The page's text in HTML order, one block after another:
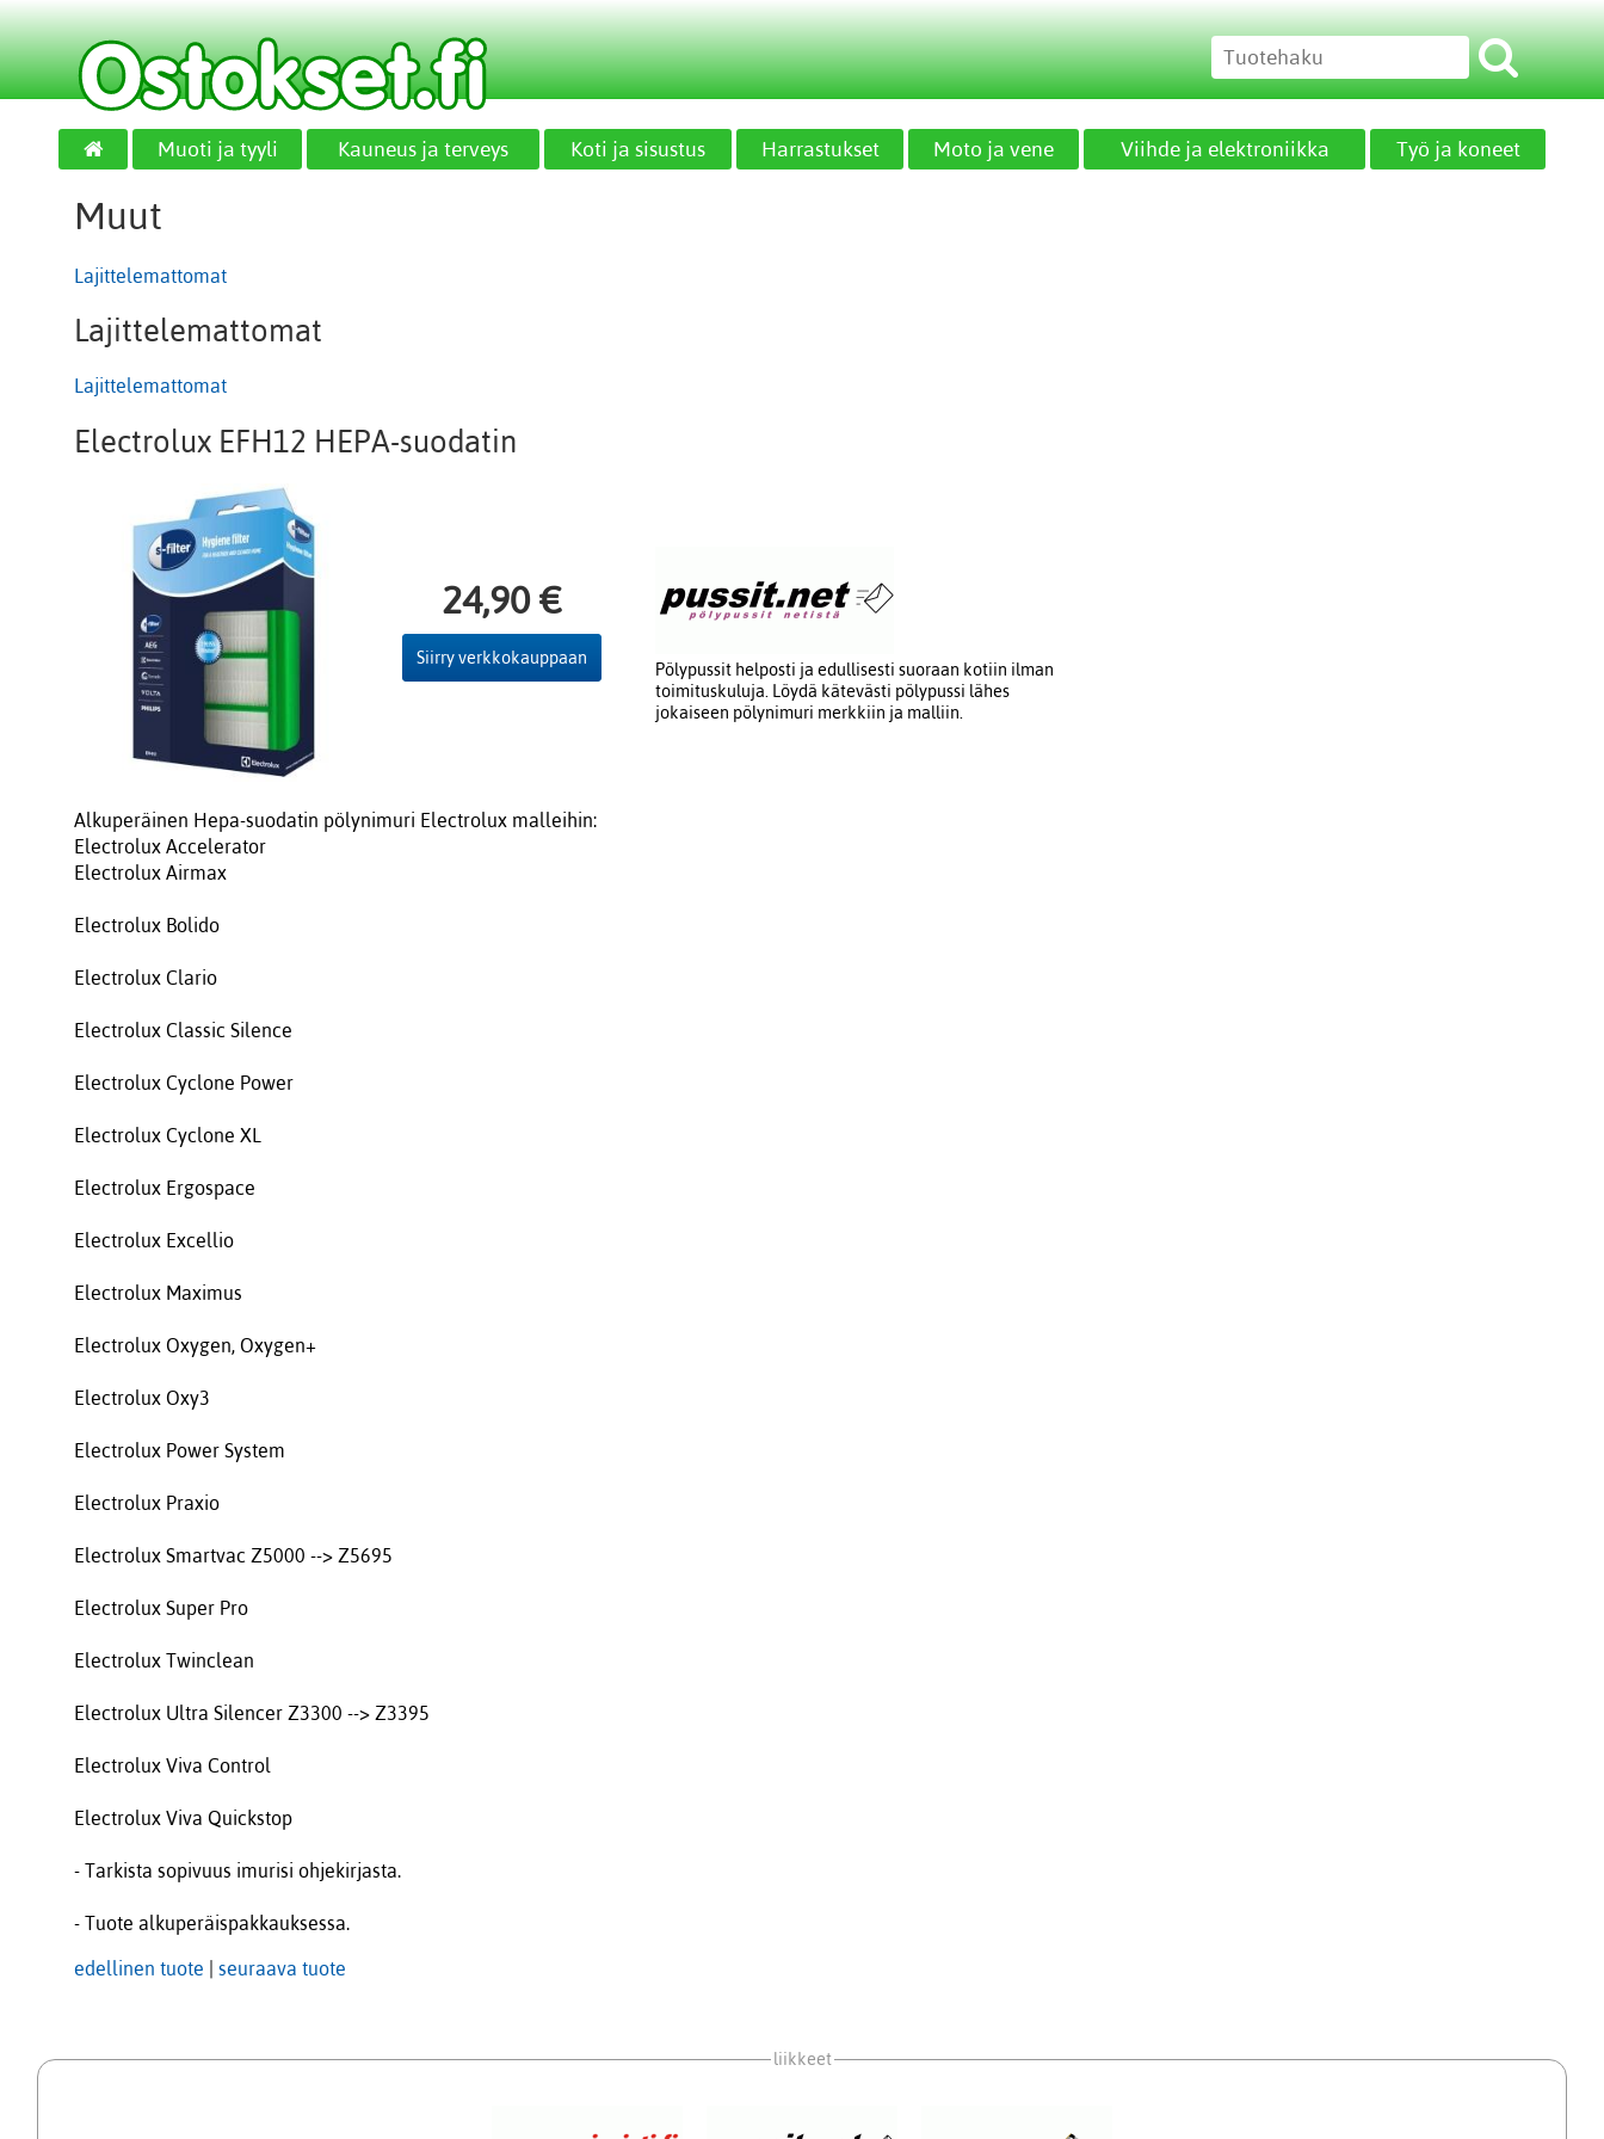
Muoti ja tyyli Kauneus ja terveys Koti ja sisustus Harrastukset Moto ja vene Viihde ja elektroniikka Työ ja koneet
Muut
Lajittelemattomat
Lajittelemattomat
Lajittelemattomat
Electrolux EFH12 HEPA-suodatin
24,90 €
Siirry verkkokauppaan
Pölypussit helposti ja edullisesti suoraan kotiin ilman
toimituskuluja. Löydä kätevästi pölypussi lähes
jokaiseen pölynimuri merkkiin ja malliin.
Alkuperäinen Hepa-suodatin pölynimuri Electrolux malleihin:
Electrolux Accelerator
Electrolux Airmax
Electrolux Bolido
Electrolux Clario
Electrolux Classic Silence
Electrolux Cyclone Power
Electrolux Cyclone XL
Electrolux Ergospace
Electrolux Excellio
Electrolux Maximus
Electrolux Oxygen, Oxygen+
Electrolux Oxy3
Electrolux Power System
Electrolux Praxio
Electrolux Smartvac Z5000 --> Z5695
Electrolux Super Pro
Electrolux Twinclean
Electrolux Ultra Silencer Z3300 --> Z3395
Electrolux Viva Control
Electrolux Viva Quickstop
- Tarkista sopivuus imurisi ohjekirjasta.
- Tuote alkuperäispakkauksessa.
edellinen tuote seuraava tuote
liikkeet